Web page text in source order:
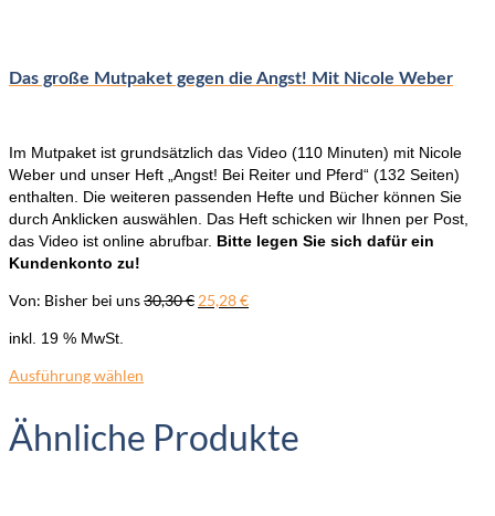
Das große Mutpaket gegen die Angst! Mit Nicole Weber
Im Mutpaket ist grundsätzlich das Video (110 Minuten) mit Nicole
Weber und unser Heft „Angst! Bei Reiter und Pferd“ (132 Seiten)
enthalten. Die weiteren passenden Hefte und Bücher können Sie
durch Anklicken auswählen. Das Heft schicken wir Ihnen per Post,
das Video ist online abrufbar. Bitte legen Sie sich dafür ein
Kundenkonto zu!
Von: Bisher bei uns30,30€ Ursprünglicher
25,28€Aktueller
inkl. 19 % MwSt.
Ausführung wählen
Ähnliche Produkte